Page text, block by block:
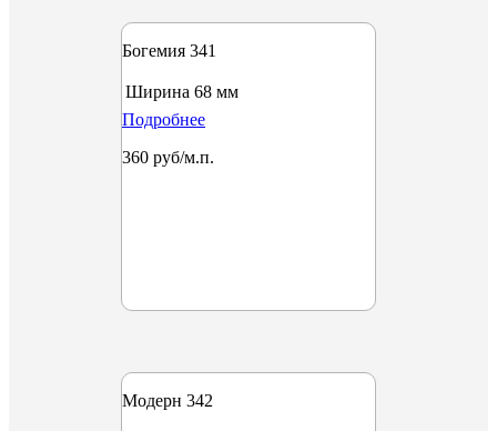
Богемия 341
Ширина 68 мм
Подробнее
360 руб/м.п.
Модерн 342